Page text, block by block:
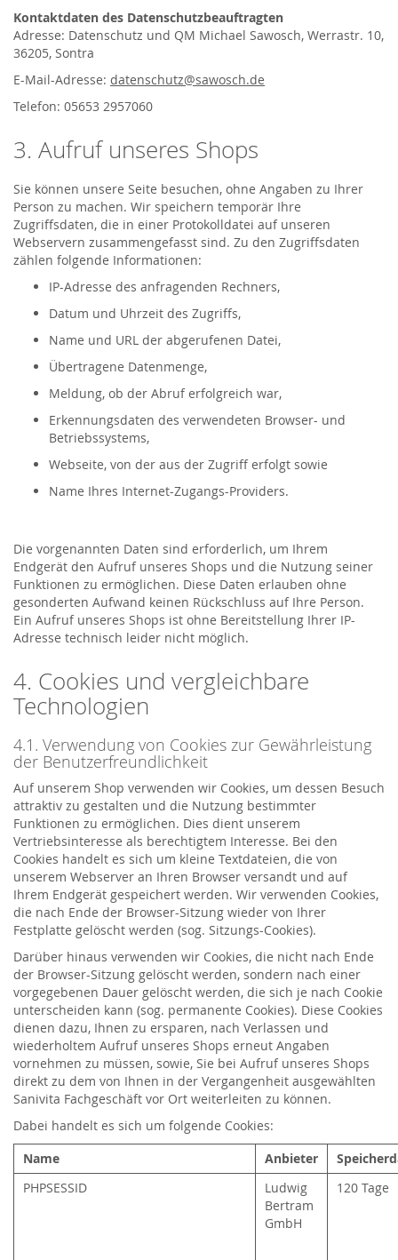
Kontaktdaten des Datenschutzbeauftragten
Adresse: Datenschutz und QM Michael Sawosch, Werrastr. 10,
36205, Sontra
E-Mail-Adresse: datenschutz@sawosch.de
Telefon: 05653 2957060
3. Aufruf unseres Shops
Sie können unsere Seite besuchen, ohne Angaben zu Ihrer
Person zu machen. Wir speichern temporär Ihre
Zugriffsdaten, die in einer Protokolldatei auf unseren
Webservern zusammengefasst sind. Zu den Zugriffsdaten
zählen folgende Informationen:
IP-Adresse des anfragenden Rechners,
Datum und Uhrzeit des Zugriffs,
Name und URL der abgerufenen Datei,
Übertragene Datenmenge,
Meldung, ob der Abruf erfolgreich war,
Erkennungsdaten des verwendeten Browser- und
Betriebssystems,
Webseite, von der aus der Zugriff erfolgt sowie
Name Ihres Internet-Zugangs-Providers.
Die vorgenannten Daten sind erforderlich, um Ihrem
Endgerät den Aufruf unseres Shops und die Nutzung seiner
Funktionen zu ermöglichen. Diese Daten erlauben ohne
gesonderten Aufwand keinen Rückschluss auf Ihre Person.
Ein Aufruf unseres Shops ist ohne Bereitstellung Ihrer IP-
Adresse technisch leider nicht möglich.
4. Cookies und vergleichbare
Technologien
4.1. Verwendung von Cookies zur Gewährleistung
der Benutzerfreundlichkeit
Auf unserem Shop verwenden wir Cookies, um dessen Besuch
attraktiv zu gestalten und die Nutzung bestimmter
Funktionen zu ermöglichen. Dies dient unserem
Vertriebsinteresse als berechtigtem Interesse. Bei den
Cookies handelt es sich um kleine Textdateien, die von
unserem Webserver an Ihren Browser versandt und auf
Ihrem Endgerät gespeichert werden. Wir verwenden Cookies,
die nach Ende der Browser-Sitzung wieder von Ihrer
Festplatte gelöscht werden (sog. Sitzungs-Cookies).
Darüber hinaus verwenden wir Cookies, die nicht nach Ende
der Browser-Sitzung gelöscht werden, sondern nach einer
vorgegebenen Dauer gelöscht werden, die sich je nach Cookie
unterscheiden kann (sog. permanente Cookies). Diese Cookies
dienen dazu, Ihnen zu ersparen, nach Verlassen und
wiederholtem Aufruf unseres Shops erneut Angaben
vornehmen zu müssen, sowie, Sie bei Aufruf unseres Shops
direkt zu dem von Ihnen in der Vergangenheit ausgewählten
Sanivita Fachgeschäft vor Ort weiterleiten zu können.
Dabei handelt es sich um folgende Cookies:
Name
Anbieter
PHPSESSID
Ludwig
Bertram
GmbH
120 Tage